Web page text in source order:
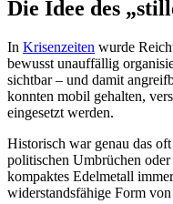
Die Idee des
In Krisenzeiten wurde
bewusst unauffällig
sichtbar – und damit
konnten mobil gehalten,
eingesetzt werden.
Historisch war genau das
politischen Umbrüchen
kompaktes Edelmetall
widerstandsfähige Form